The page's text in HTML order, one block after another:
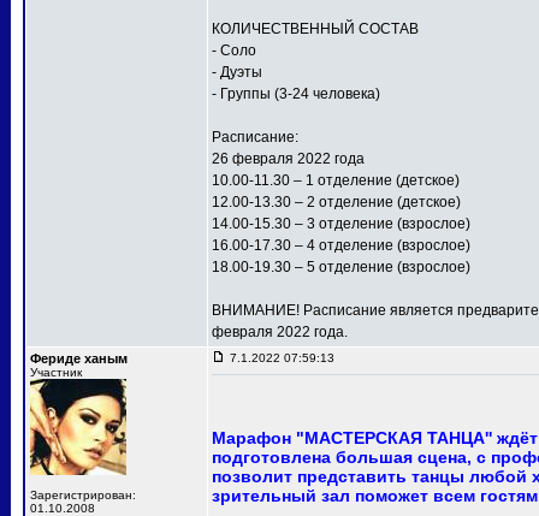
КОЛИЧЕСТВЕННЫЙ СОСТАВ
- Соло
- Дуэты
- Группы (3-24 человека)
Расписание:
26 февраля 2022 года
10.00-11.30 – 1 отделение (детское)
12.00-13.30 – 2 отделение (детское)
14.00-15.30 – 3 отделение (взрослое)
16.00-17.30 – 4 отделение (взрослое)
18.00-19.30 – 5 отделение (взрослое)
ВНИМАНИЕ! Расписание является
февраля 2022 года.
Фериде ханым
Участник
Зарегистрирован:
01.10.2008
7.1.2022 07:59:13
Марафон "МАСТЕРСКАЯ ТАНЦА'' ждёт
подготовлена большая сцена, с
позволит представить танцы
зрительный зал поможет всем